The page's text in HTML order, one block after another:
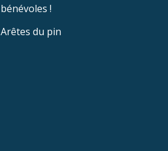
bénévoles !
Arêtes du pin